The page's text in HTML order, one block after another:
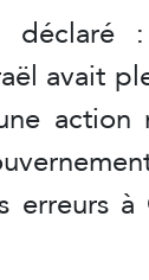
avait
action
erreurs